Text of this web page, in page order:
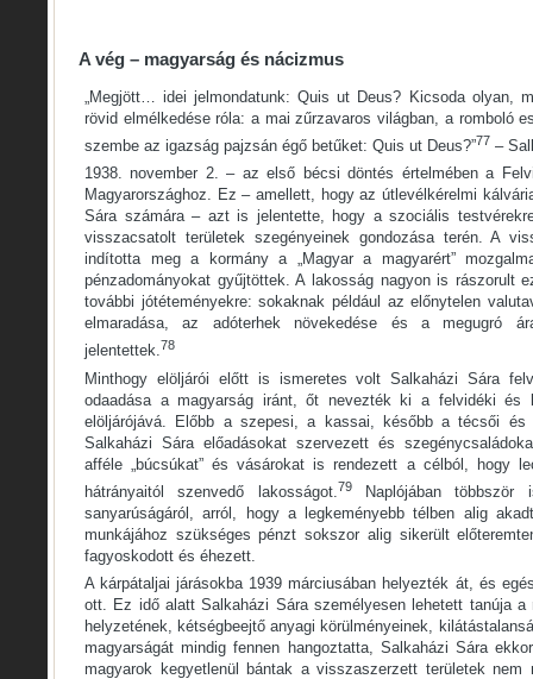
A vég – magyarság és nácizmus
„Megjött… idei jelmondatunk: Quis ut Deus? Kicsoda olyan,
rövid elmélkedése róla: a mai zűrzavaros világban, a romboló
szembe az igazság pajzsán égő betűket: Quis ut Deus?”77 –
1938. november 2. – az első bécsi döntés értelmében a
Magyarországhoz. Ez – amellett, hogy az útlevélkérelmi
Sára számára – azt is jelentette, hogy a szociális
visszacsatolt területek szegényeinek gondozása terén. A
indította meg a kormány a „Magyar a magyarért”
pénzadományokat gyűjtöttek. A lakosság nagyon is rászorult
további jótéteményekre: sokaknak például az előnytelen
elmaradása, az adóterhek növekedése és a megugró
jelentettek.78
Minthogy elöljárói előtt is ismeretes volt Salkaházi Sára
odaadása a magyarság iránt, őt nevezték ki a felvidéki és
elöljárójává. Előbb a szepesi, a kassai, később a técsői és
Salkaházi Sára előadásokat szervezett és
afféle „búcsúkat” és vásárokat is rendezett a célból, hogy
hátrányaitól szenvedő lakosságot. 79Naplójában
sanyarúságáról, arról, hogy a legkeményebb télben alig
munkájához szükséges pénzt sokszor alig sikerült
fagyoskodott és éhezett.
A kárpátaljai járásokba 1939 márciusában helyezték át, és
ott. Ez idő alatt Salkaházi Sára személyesen lehetett tanúja a
helyzetének, kétségbeejtő anyagi körülményeinek,
magyarságát mindig fennen hangoztatta, Salkaházi Sára
magyarok kegyetlenül bántak a visszaszerzett területek nem